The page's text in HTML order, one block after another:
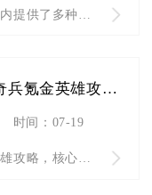
如何在口袋奇兵氪金英雄攻略中获得高评价
时间：07-19